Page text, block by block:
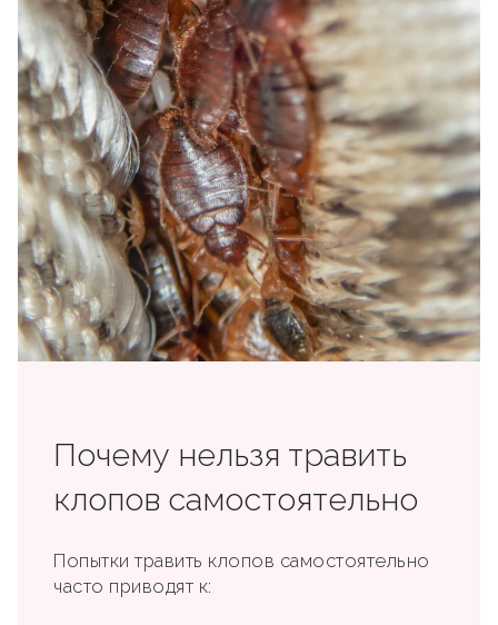
Почему нельзя травить
клопов самостоятельно
Попытки травить клопов самостоятельно
часто приводят к: